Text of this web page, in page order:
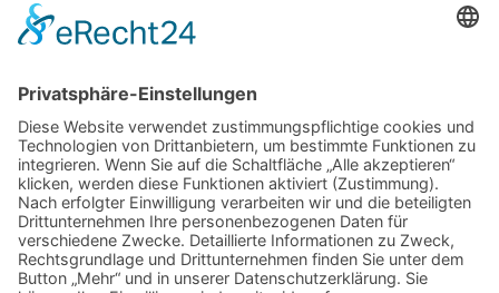
Blog
Kontakt
Impressum
Datenschutzerklärung
Informationspflichten
Newsletter
Jobs
Bildnachweise